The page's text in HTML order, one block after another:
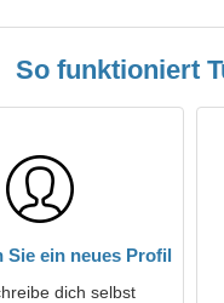
So funktioniert
Sie ein neues Profil
dich selbst